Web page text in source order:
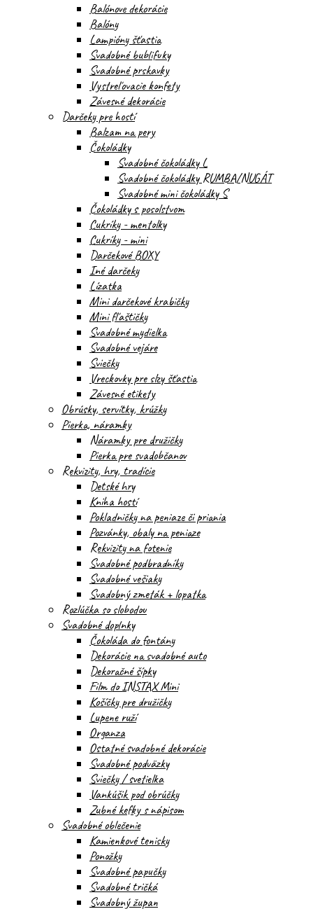
Balónove dekorácie
Balóny
Lampióny šťastia
Svadobné bublifuky
Svadobné prskavky
Vystreľovacie konfety
Závesné dekorácie
Darčeky pre hostí
Balzam na pery
Čokoládky
Svadobné čokoládky L
Svadobné čokoládky RUMBA/NUGÁT
Svadobné mini čokoládky S
Čokoládky s posolstvom
Cukríky - mentolky
Cukríky - mini
Darčekové BOXY
Iné darčeky
Lízatka
Mini darčekové krabičky
Mini fľaštičky
Svadobné mydielka
Svadobné vejáre
Sviečky
Vreckovky pre slzy šťastia
Závesné etikety
Obrúsky, servítky, krúžky
Pierka, náramky
Náramky pre družičky
Pierka pre svadobčanov
Rekvizity, hry, tradície
Detské hry
Kniha hostí
Pokladničky na peniaze či priania
Pozvánky, obaly na peniaze
Rekvizity na fotenie
Svadobné podbradníky
Svadobné vešiaky
Svadobný zmeták + lopatka
Rozlúčka so slobodou
Svadobné doplnky
Čokoláda do fontány
Dekorácie na svadobné auto
Dekoračné šípky
Film do INSTAX Mini
Košíčky pre družičky
Lupene ruží
Organza
Ostatné svadobné dekorácie
Svadobné podväzky
Sviečky / svetielka
Vankúšik pod obrúčky
Zubné kefky s nápisom
Svadobné oblečenie
Kamienkové tenisky
Ponožky
Svadobné papučky
Svadobné tričká
Svadobný župan